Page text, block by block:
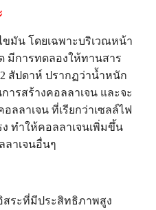
ขมัน โดยเฉพาะบริเวณหน้า
มีการทดลองให้ทานสาร
สัปดาห์ ปรากฏว่าน้ำหนัก
ารสร้างคอลลาเจน และจะ
ลลาเจน ที่เรียกว่าเซลล์ไฟ
ง ทำให้คอลลาเจนเพิ่มขึ้น
าเจนอื่นๆ
ระที่มีประสิทธิภาพสูง